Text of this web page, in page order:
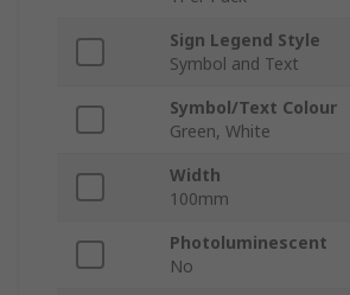
Sign Legend Style
Symbol and Text
Symbol/Text Colour
Green, White
Width
100mm
Photoluminescent
No